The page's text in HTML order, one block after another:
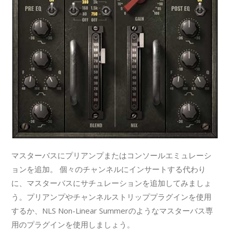
マスターバスにプリアンプまたはコンソールエミュレーシ
ョンを追加。 個々のチャンネルにインサートする代わり
に、マスターバスにサチュレーションを追加してみましょ
う。プリアンプやチャンネルストリッププラグインを使用
するか、NLS Non-Linear Summerのようなマスターバス専
用のプラグインを使用しましょう。